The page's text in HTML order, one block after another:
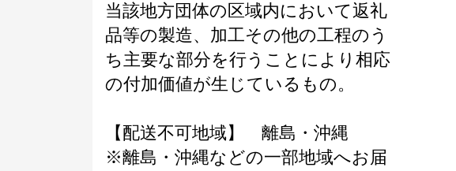
当該地方団体の区域内において返礼
品等の製造、加工その他の工程のう
ち主要な部分を行うことにより相応
の付加価値が生じているもの。
【配送不可地域】 離島・沖縄
※離島・沖縄などの一部地域へお届